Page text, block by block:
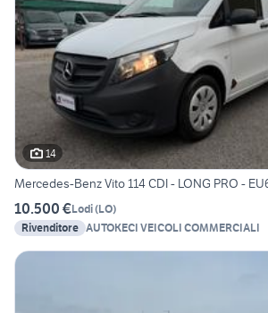
14
Mercedes-Benz Vito 114 CDI - LONG PRO -
10.500 €Lodi(LO)
Rivenditore AUTOKECI VEICOLI COMMERCIALI